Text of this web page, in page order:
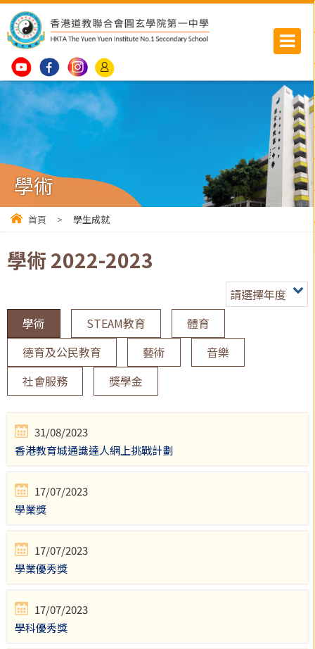
學術
首頁 > 學生成就
學術 2022-2023
請選擇年度
學術
STEAM教育
體育
德育及公民教育
藝術
音樂
社會服務
獎學金
31/08/2023
香港教育城通識達人網上挑戰計劃
17/07/2023
學業獎
17/07/2023
學業優秀獎
17/07/2023
學科優秀獎